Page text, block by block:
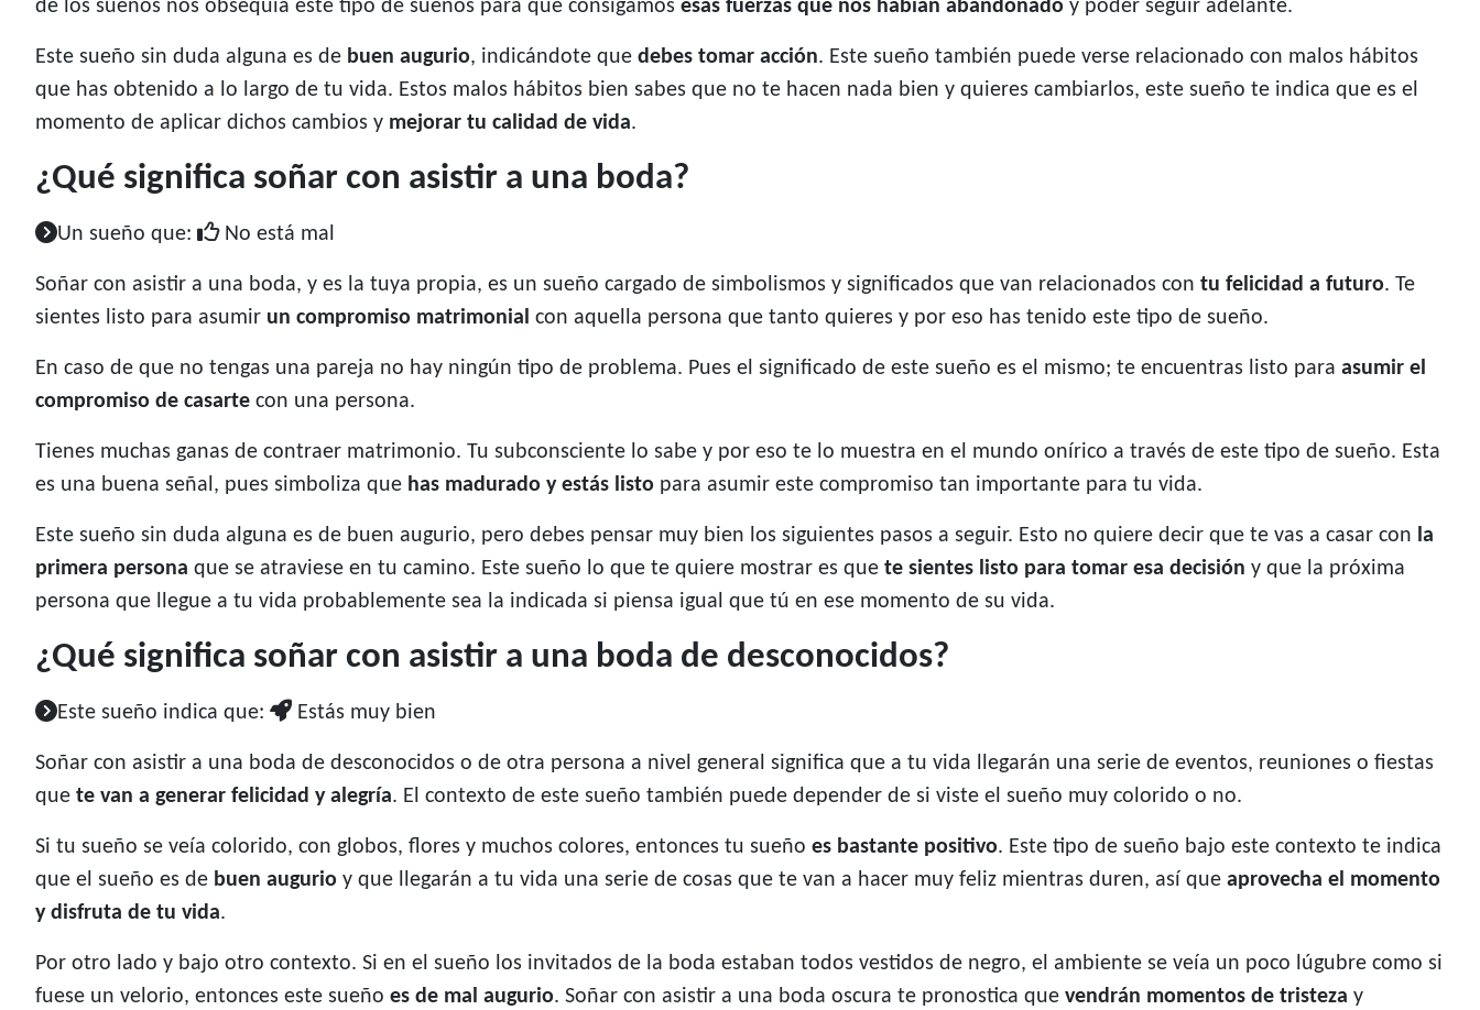
de los sueños nos obsequia este tipo de sueños para que consigamos esas fuerzas que nos habían abandonado y poder seguir adelante.
Este sueño sin duda alguna es de buen augurio, indicándote que debes tomar acción. Este sueño también puede verse relacionado con malos hábitos
que has obtenido a lo largo de tu vida. Estos malos hábitos bien sabes que no te hacen nada bien y quieres cambiarlos, este sueño te indica que es el
momento de aplicar dichos cambios y mejorar tu calidad de vida.
¿Qué significa soñar con asistir a una boda?
Un sueño que: No está mal
Soñar con asistir a una boda, y es la tuya propia, es un sueño cargado de simbolismos y significados que van relacionados con tu felicidad a futuro. Te
sientes listo para asumir un compromiso matrimonial con aquella persona que tanto quieres y por eso has tenido este tipo de sueño.
En caso de que no tengas una pareja no hay ningún tipo de problema. Pues el significado de este sueño es el mismo; te encuentras listo para asumir el
compromiso de casarte con una persona.
Tienes muchas ganas de contraer matrimonio. Tu subconsciente lo sabe y por eso te lo muestra en el mundo onírico a través de este tipo de sueño. Esta
es una buena señal, pues simboliza que has madurado y estás listo para asumir este compromiso tan importante para tu vida.
Este sueño sin duda alguna es de buen augurio, pero debes pensar muy bien los siguientes pasos a seguir. Esto no quiere decir que te vas a casar con la
primera persona que se atraviese en tu camino. Este sueño lo que te quiere mostrar es que te sientes listo para tomar esa decisión y que la próxima
persona que llegue a tu vida probablemente sea la indicada si piensa igual que tú en ese momento de su vida.
¿Qué significa soñar con asistir a una boda de desconocidos?
Este sueño indica que: Estás muy bien
Soñar con asistir a una boda de desconocidos o de otra persona a nivel general significa que a tu vida llegarán una serie de eventos, reuniones o fiestas
que te van a generar felicidad y alegría. El contexto de este sueño también puede depender de si viste el sueño muy colorido o no.
Si tu sueño se veía colorido, con globos, flores y muchos colores, entonces tu sueño es bastante positivo. Este tipo de sueño bajo este contexto te indica
que el sueño es de buen augurio y que llegarán a tu vida una serie de cosas que te van a hacer muy feliz mientras duren, así que aprovecha el momento
y disfruta de tu vida.
Por otro lado y bajo otro contexto. Si en el sueño los invitados de la boda estaban todos vestidos de negro, el ambiente se veía un poco lúgubre como si
fuese un velorio, entonces este sueño es de mal augurio. Soñar con asistir a una boda oscura te pronostica que vendrán momentos de tristeza y